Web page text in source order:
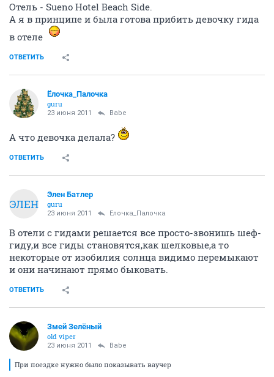
Отель - Sueno Hotel Beach Side.
А я в принципе и была готова прибить девочку гида
в отеле
ОТВЕТИТЬ
Ёлочка_Палочка
guru
23 июня 2011 Babe
А что девочка делала?
ОТВЕТИТЬ
ЭЛЕН
Элен Батлер
guru
23 июня 2011 Ёлочка_Палочка
В отели с гидами решается все просто-звонишь шеф-
гиду,и все гиды становятся,как шелковые,а то
некоторые от изобилия солнца видимо перемыкают
и они начинают прямо быковать.
ОТВЕТИТЬ
Змей Зелёный
old viper
23 июня 2011 Babe
При поездке нужно было показывать ваучер